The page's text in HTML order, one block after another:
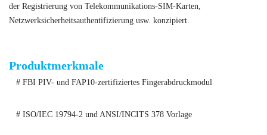
der Registrierung von Telekommunikations-SIM-Karten,
Netzwerksicherheitsauthentifizierung usw. konzipiert.
Produktmerkmale
# FBI PIV- und FAP10-zertifiziertes Fingerabdruckmodul
# ISO/IEC 19794-2 und ANSI/INCITS 378 Vorlage